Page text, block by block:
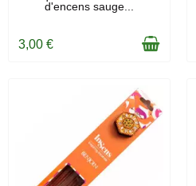
d'encens sauge...
3,00 €